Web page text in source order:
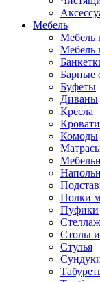
Мебель
Мебель
Мебель
Барные
Буфеты
Диваны
Кресла
Кровати
Комоды
Полки
Пуфики
Столы
Стулья